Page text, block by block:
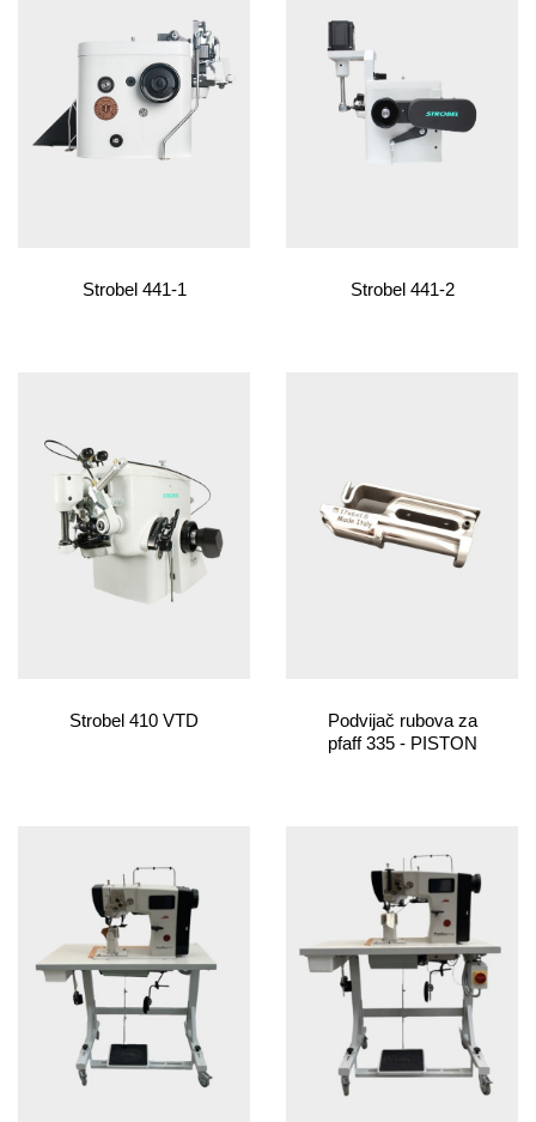
Strobel 441-1 Strobel 441-2
Strobel 410 VTD
Podvijač rubova za
pfaff 335 - PISTON